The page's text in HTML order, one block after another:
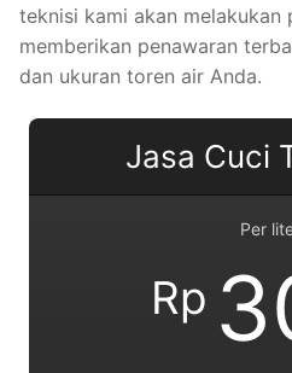
teknisi kami akan melakukan
memberikan penawaran
dan ukuran toren air Anda.
Jasa Cuci
Per
Rp